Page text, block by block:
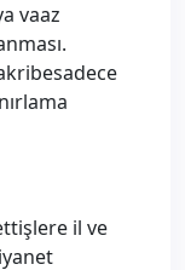
vaaz
il ve